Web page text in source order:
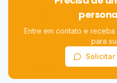
Entre em contato e
para
Solicitar